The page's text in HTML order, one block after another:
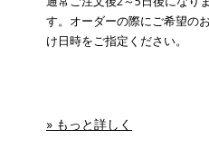
す。オーダーの際にご希望の
け日時をご指定ください。
» もっと詳しく